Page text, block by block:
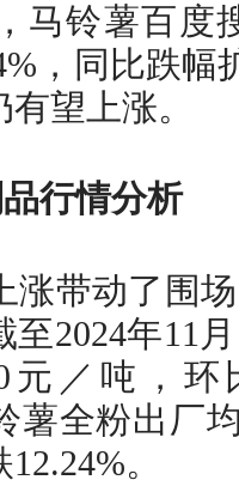
马铃薯百度
，同比跌幅
望上涨。
行情分析
涨带动了围
2024年11
元／吨，
薯全粉出厂
。